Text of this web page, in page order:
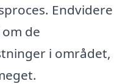
Endvidere
de
i området,